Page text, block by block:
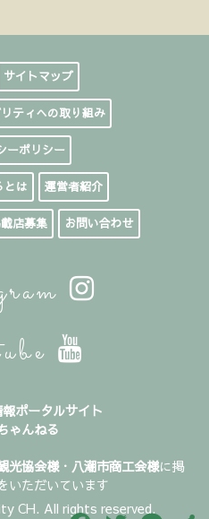
サイトマップ
ティへの取り組み
ーポリシー
とは 運営者紹介
店募集 お問い合わせ
ポータルサイト
ゃんねる
光協会様・ 八潮市商工会様に掲
いただいています
CH. All rights reserved.